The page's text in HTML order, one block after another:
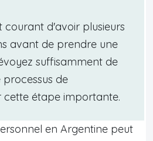
courant d'avoir plusieurs
avant de prendre une
suffisamment de
de
étape importante.
en Argentine peut